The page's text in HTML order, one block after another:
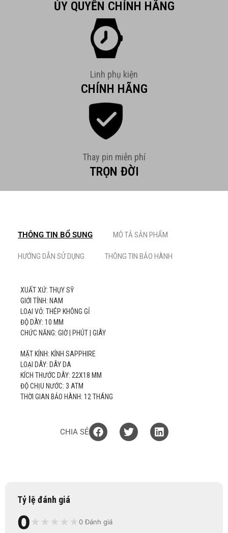
ỦY QUYỀN CHÍNH HÃNG
Linh phụ kiện
CHÍNH HÃNG
Thay pin miễn phí
TRỌN ĐỜI
THÔNG TIN BỔ SUNG MÔ TẢ SẢN PHẨM
HƯỚNG DẪN SỬ DỤNG THÔNG TIN BẢO HÀNH
XUẤT XỨ: THỤY SỸ
GIỚI TÍNH: NAM
LOẠI VỎ: THÉP KHÔNG GỈ
ĐỘ DÀY: 10 MM
CHỨC NĂNG: GIỜ | PHÚT | GIÂY
MẶT KÍNH: KÍNH SAPPHIRE
LOẠI DÂY: DÂY DA
KÍCH THƯỚC DÂY: 22X18 MM
ĐỘ CHỊU NƯỚC: 3 ATM
THỜI GIAN BẢO HÀNH: 12 THÁNG
CHIA SẺ
Tỷ lệ đánh giá
0 ★ ★ ★ ★ ★0 Đánh giá